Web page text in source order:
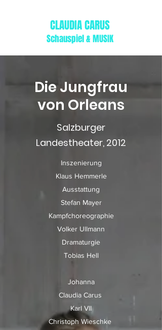
CLAUDIA CARUS
Schauspiel & MUSIK
Die Jungfrau
von Orleans
Salzburger
Landestheater, 2012
Inszenierung
Klaus Hemmerle
Ausstattung
Stefan Mayer
Kampfchoreo­graphie
Volker Ullmann
Dramaturgie
Tobias Hell
Johanna
Claudia Carus
Karl VII
Christoph Wieschke